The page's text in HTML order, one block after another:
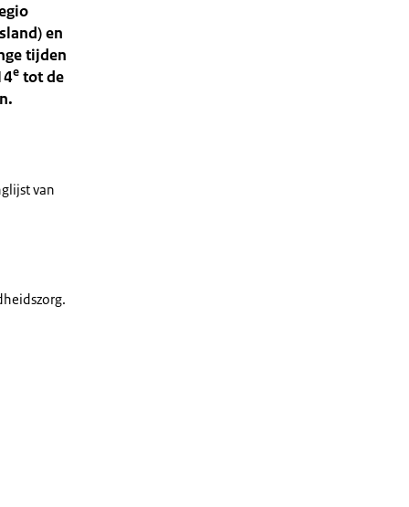
en
tijden
e tot de
van